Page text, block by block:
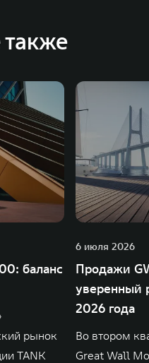
Бразилии и Индии, а
также
баланс
рынок
TANK
6 июля 2026
Продажи
уверенный
2026 года
Во втором
Great Wall